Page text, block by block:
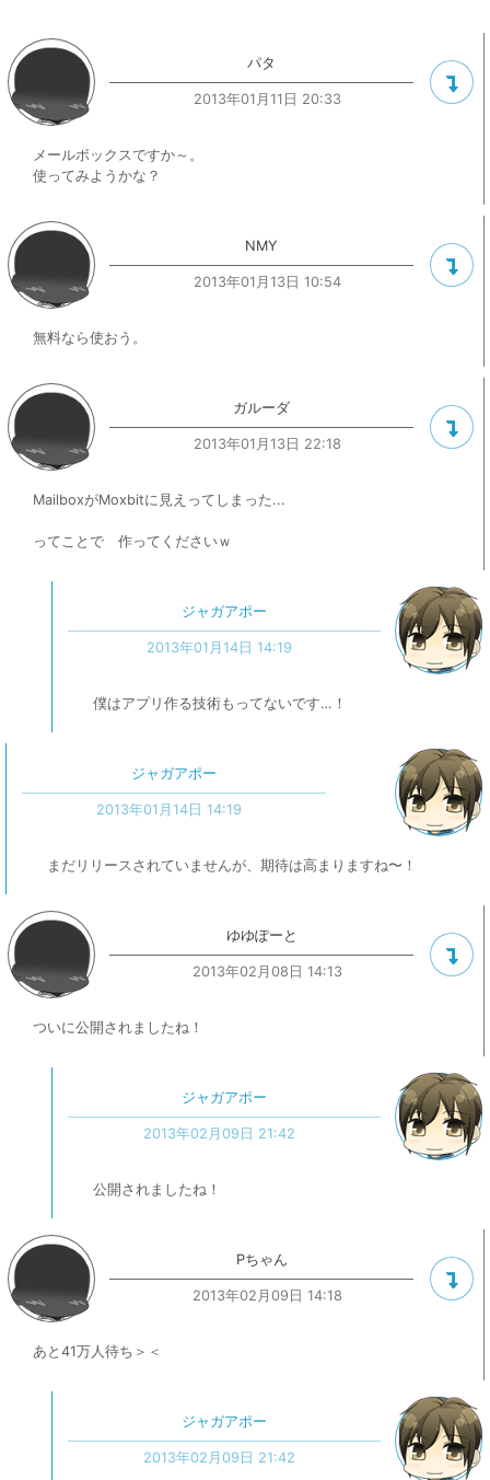
パタ
2013年01月11日 20:33
メールボックスですか～。
使ってみようかな？
NMY
2013年01月13日 10:54
無料なら使おう。
ガルーダ
2013年01月13日 22:18
MailboxがMoxbitに見えってしまった...
ってことで 作ってくださいｗ
ジャガアポー
2013年01月14日 14:19
僕はアプリ作る技術もってないです…！
ジャガアポー
2013年01月14日 14:19
まだリリースされていませんが、期待は高まりますね〜！
ゆゆぽーと
2013年02月08日 14:13
ついに公開されましたね！
ジャガアポー
2013年02月09日 21:42
公開されましたね！
Pちゃん
2013年02月09日 14:18
あと41万人待ち＞＜
ジャガアポー
2013年02月09日 21:42